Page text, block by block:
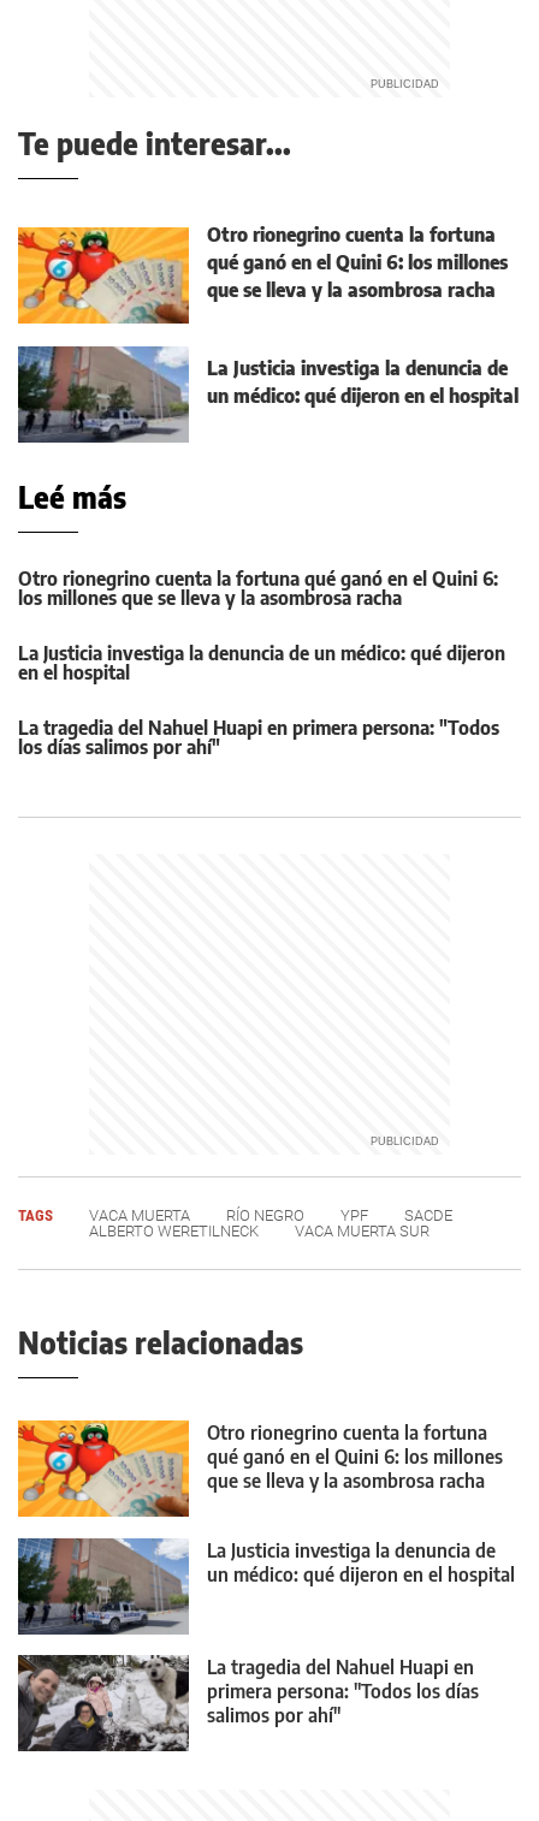
Te puede interesar...
Otro rionegrino cuenta la fortuna
qué ganó en el Quini 6: los millones
que se lleva y la asombrosa racha
La Justicia investiga la denuncia de
un médico: qué dijeron en el hospital
Leé más
Otro rionegrino cuenta la fortuna qué ganó en el Quini 6:
los millones que se lleva y la asombrosa racha
La Justicia investiga la denuncia de un médico: qué dijeron
en el hospital
La tragedia del Nahuel Huapi en primera persona: "Todos
los días salimos por ahí"
TAGS VACA MUERTA RÍO NEGRO YPF
SACDE
ALBERTO WERETILNECK
VACA MUERTA SUR
Noticias relacionadas
Otro rionegrino cuenta la fortuna
qué ganó en el Quini 6: los millones
que se lleva y la asombrosa racha
La Justicia investiga la denuncia de
un médico: qué dijeron en el hospital
La tragedia del Nahuel Huapi en
primera persona: "Todos los días
salimos por ahí"